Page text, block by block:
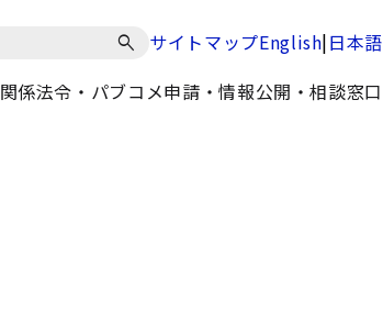
サイトマップEnglish|日本語
関係法令・パブコメ申請・情報公開・相談窓口